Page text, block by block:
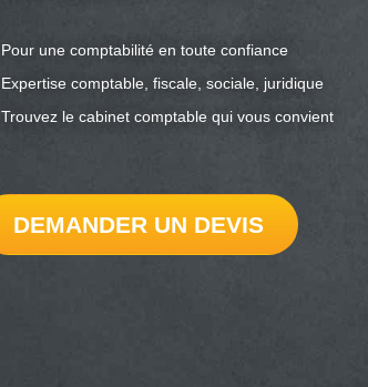
Pour une comptabilité en toute confiance
Expertise comptable, fiscale, sociale, juridique
Trouvez le cabinet comptable qui vous convient
DEMANDER UN DEVIS